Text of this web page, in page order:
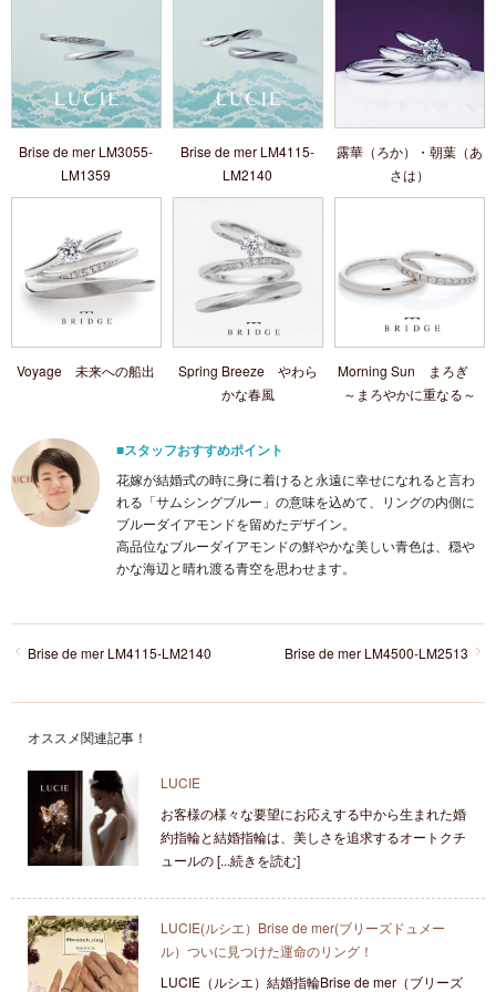
Brise de mer LM3055-
LM1359
Brise de mer LM4115-
LM2140
露華（ろか）・朝葉（あ
さは）
Voyage 未来への船出
Spring Breeze やわら
かな春風
Morning Sun まろぎ
～まろやかに重なる～
■スタッフおすすめポイント
花嫁が結婚式の時に身に着けると永遠に幸せになれると言わ
れる「サムシングブルー」の意味を込めて、リングの内側に
ブルーダイアモンドを留めたデザイン。
高品位なブルーダイアモンドの鮮やかな美しい青色は、穏や
かな海辺と晴れ渡る青空を思わせます。
Brise de mer LM4500-LM2513
Brise de mer LM4115-LM2140
オススメ関連記事！
LUCIE
お客様の様々な要望にお応えする中から生まれた婚
約指輪と結婚指輪は、美しさを追求するオートクチ
ュールの [...続きを読む]
LUCIE(ルシエ）Brise de mer(ブリーズドュメー
ル）ついに見つけた運命のリング！
LUCIE（ルシエ）結婚指輪Brise de mer（ブリーズ